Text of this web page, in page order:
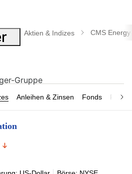
Aktien & Indizes CMS
Anleihen & Zinsen Fonds
Gruppe